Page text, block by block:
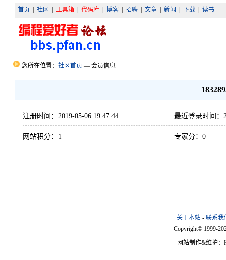
首页 社区 工具箱 代码库| 博客| 招聘| 文章| 新闻 下载| 读书
您所在位置： 社区首页 — 会员信息
注册时间：2019-05-06 19:47:44 最近登录时间：
网站积分：1 专家分：0
关于本站 - 联系我
Copyright© 1999-
网站制作&维护